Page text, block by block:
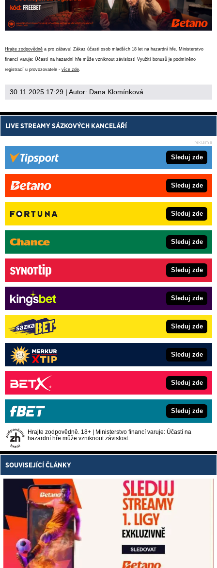
Hrajte zodpovědně a pro zábavu! Zákaz účasti osob mladších 18 let na hazardní hře. Ministerstvo
financí varuje: Účastí na hazardní hře může vzniknout závislost! Využití bonusů je podmíněno
registrací u provozovatele - více zde
30.11.2025 17:29 | Autor: Dana Klomínková
LIVE STREAMY SÁZKOVÝCH KANCELÁŘÍ
Sleduj zde
Sleduj zde
Sleduj zde
Sleduj zde
Sleduj zde
Sleduj zde
Sleduj zde
Sleduj zde
Sleduj zde
Sleduj zde
Hrajte zodpovědně. 18+ | Ministerstvo financí varuje: Účastí na
hazardní hře může vzniknout závislost.
SOUVISEJÍCÍ ČLÁNKY